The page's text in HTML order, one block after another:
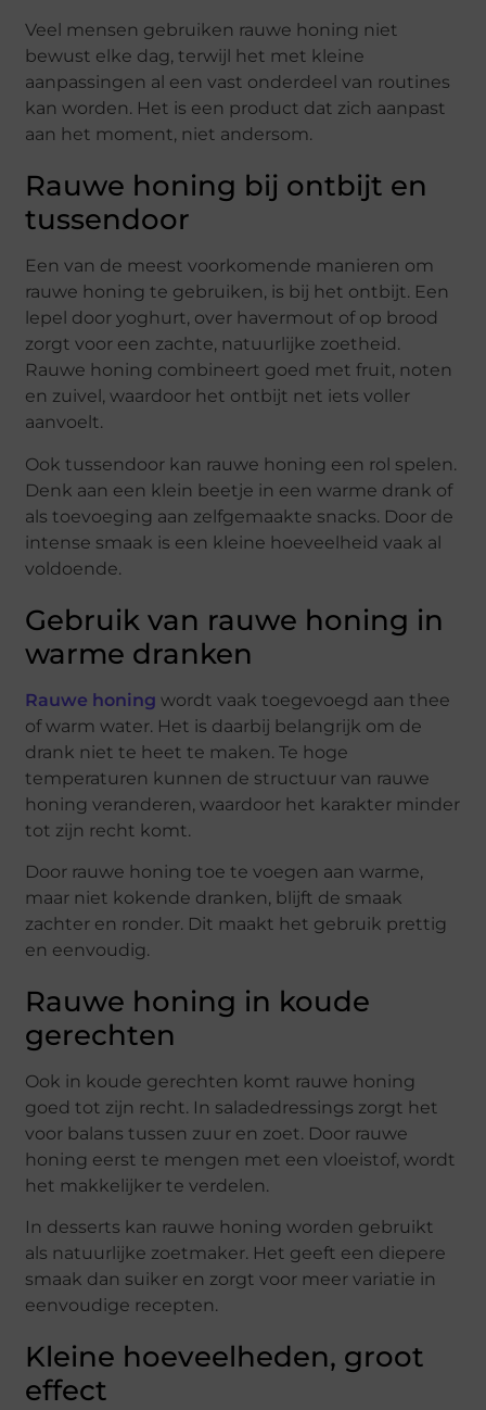
Veel mensen gebruiken rauwe honing niet
bewust elke dag, terwijl het met kleine
aanpassingen al een vast onderdeel van routines
kan worden. Het is een product dat zich aanpast
aan het moment, niet andersom.
Rauwe honing bij ontbijt en
tussendoor
Een van de meest voorkomende manieren om
rauwe honing te gebruiken, is bij het ontbijt. Een
lepel door yoghurt, over havermout of op brood
zorgt voor een zachte, natuurlijke zoetheid.
Rauwe honing combineert goed met fruit, noten
en zuivel, waardoor het ontbijt net iets voller
aanvoelt.
Ook tussendoor kan rauwe honing een rol spelen.
Denk aan een klein beetje in een warme drank of
als toevoeging aan zelfgemaakte snacks. Door de
intense smaak is een kleine hoeveelheid vaak al
voldoende.
Gebruik van rauwe honing in
warme dranken
Rauwe honing wordt vaak toegevoegd aan thee
of warm water. Het is daarbij belangrijk om de
drank niet te heet te maken. Te hoge
temperaturen kunnen de structuur van rauwe
honing veranderen, waardoor het karakter minder
tot zijn recht komt.
Door rauwe honing toe te voegen aan warme,
maar niet kokende dranken, blijft de smaak
zachter en ronder. Dit maakt het gebruik prettig
en eenvoudig.
Rauwe honing in koude
gerechten
Ook in koude gerechten komt rauwe honing
goed tot zijn recht. In saladedressings zorgt het
voor balans tussen zuur en zoet. Door rauwe
honing eerst te mengen met een vloeistof, wordt
het makkelijker te verdelen.
In desserts kan rauwe honing worden gebruikt
als natuurlijke zoetmaker. Het geeft een diepere
smaak dan suiker en zorgt voor meer variatie in
eenvoudige recepten.
Kleine hoeveelheden, groot
effect